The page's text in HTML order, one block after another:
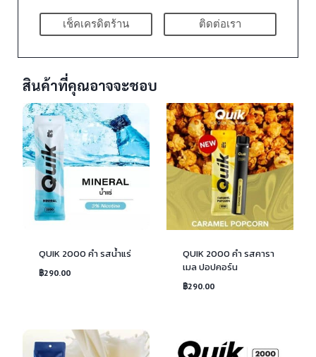
เช็คเครดิตร้าน ติดต่อเรา
สินค้าที่คุณอาจจะชอบ
QUIK 2000 คำ รสน้ำแร่
฿290.00
QUIK 2000 คำ รสคารา
เมล ปอปคอร์น
฿290.00